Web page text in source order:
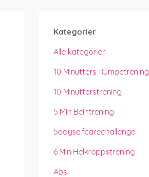
Kategorier
Alle kategorier
10 Minutters Rumpetrening
10 Minutterstrening
5 Min Beintrening
5dayselfcarechallenge
6 Min Helkroppstrening
Abs